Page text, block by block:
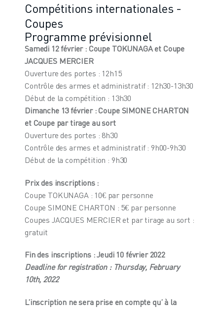
Agenda licencié.e.s
Espace licencié-e-s
Compétitions internationales -
Coupes
Programme prévisionnel
Samedi 12 février : Coupe TOKUNAGA et Coupe
JACQUES MERCIER
Ouverture des portes : 12h15
Contrôle des armes et administratif : 12h30-13h30
Début de la compétition : 13h30
Dimanche 13 février : Coupe SIMONE CHARTON
et Coupe par tirage au sort
Ouverture des portes : 8h30
Contrôle des armes et administratif : 9h00-9h30
Début de la compétition : 9h30
Prix des inscriptions :
Coupe TOKUNAGA : 10€ par personne
Coupe SIMONE CHARTON : 5€ par personne
Coupes JACQUES MERCIER et par tirage au sort :
gratuit
Fin des inscriptions : Jeudi 10 février 2022
Deadline for registration : Thursday, February
10th, 2022
L’inscription ne sera prise en compte qu’ à la